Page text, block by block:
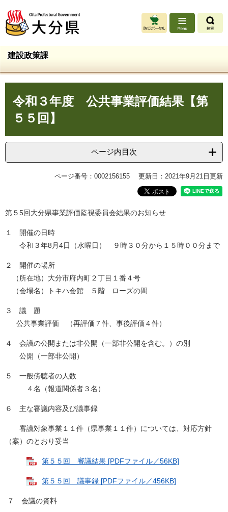
ジ
先
ュ
を
建設政策課
令和３年度 公共事業評価結果【第
５５回】
ページ内目次
ページ番号：0002156155 更新日：2021年9月21日更新
第５5回大分県事業評価監視委員会結果のお知らせ
１ 開催の日時
令和３年8月4日（水曜日） ９時３０分から１５時００分まで
２ 開催の場所
（所在地）大分市府内町２丁目１番４号
（会場名）トキハ会館 ５階 ローズの間
３ 議 題
公共事業評価 （再評価７件、事後評価４件）
４ 会議の公開または非公開（一部非公開を含む。）の別
公開（一部非公開）
５ 一般傍聴者の人数
４名（報道関係者３名）
６ 主な審議内容及び議事録
審議対象事業１１件（県事業１１件）については、対応方針
（案）のとおり妥当
第５５回 審議結果 [PDFファイル／56KB]
第５５回 議事録 [PDFファイル／456KB]
７ 会議の資料